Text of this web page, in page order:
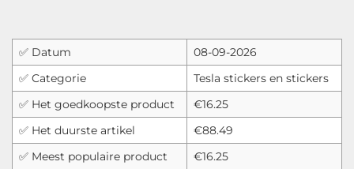
✅ Datum
08-09-2026
✅ Categorie
Tesla stickers en stickers
✅ Het goedkoopste product
€16.25
✅ Het duurste artikel
€88.49
✅ Meest populaire product
€16.25